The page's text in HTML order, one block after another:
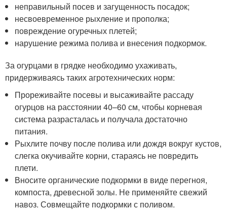
неправильный посев и загущенность посадок;
несвоевременное рыхление и прополка;
повреждение огуречных плетей;
нарушение режима полива и внесения подкормок.
За огурцами в грядке необходимо ухаживать,
придерживаясь таких агротехнических норм:
Прореживайте посевы и высаживайте рассаду
огурцов на расстоянии 40–60 см, чтобы корневая
система разрасталась и получала достаточно
питания.
Рыхлите почву после полива или дождя вокруг кустов,
слегка окучивайте корни, стараясь не повредить
плети.
Вносите органические подкормки в виде перегноя,
компоста, древесной золы. Не применяйте свежий
навоз. Совмещайте подкормки с поливом.